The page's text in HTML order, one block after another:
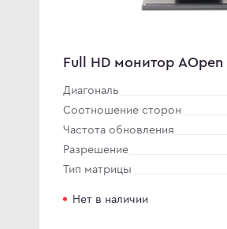
Full HD монитор AOpen
Диагональ
Соотношение сторон
Частота обновления
Разрешение
Тип матрицы
Нет в наличии